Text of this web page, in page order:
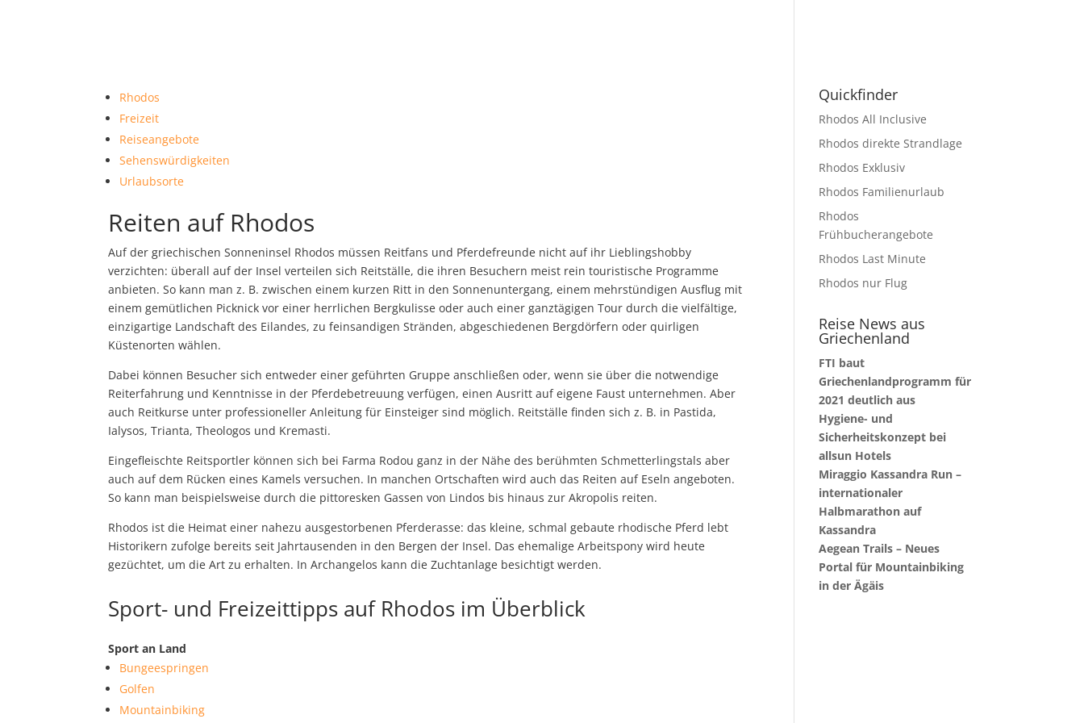
Rhodos
Freizeit
Reiseangebote
Sehenswürdigkeiten
Urlaubsorte
Reiten auf Rhodos
Auf der griechischen Sonneninsel Rhodos müssen Reitfans und Pferdefreunde nicht auf ihr Lieblingshobby
verzichten: überall auf der Insel verteilen sich Reitställe, die ihren Besuchern meist rein touristische Programme
anbieten. So kann man z. B. zwischen einem kurzen Ritt in den Sonnenuntergang, einem mehrstündigen Ausflug mit
einem gemütlichen Picknick vor einer herrlichen Bergkulisse oder auch einer ganztägigen Tour durch die vielfältige,
einzigartige Landschaft des Eilandes, zu feinsandigen Stränden, abgeschiedenen Bergdörfern oder quirligen
Küstenorten wählen.
Dabei können Besucher sich entweder einer geführten Gruppe anschließen oder, wenn sie über die notwendige
Reiterfahrung und Kenntnisse in der Pferdebetreuung verfügen, einen Ausritt auf eigene Faust unternehmen. Aber
auch Reitkurse unter professioneller Anleitung für Einsteiger sind möglich. Reitställe finden sich z. B. in Pastida,
Ialysos, Trianta, Theologos und Kremasti.
Eingefleischte Reitsportler können sich bei Farma Rodou ganz in der Nähe des berühmten Schmetterlingstals aber
auch auf dem Rücken eines Kamels versuchen. In manchen Ortschaften wird auch das Reiten auf Eseln angeboten.
So kann man beispielsweise durch die pittoresken Gassen von Lindos bis hinaus zur Akropolis reiten.
Rhodos ist die Heimat einer nahezu ausgestorbenen Pferderasse: das kleine, schmal gebaute rhodische Pferd lebt
Historikern zufolge bereits seit Jahrtausenden in den Bergen der Insel. Das ehemalige Arbeitspony wird heute
gezüchtet, um die Art zu erhalten. In Archangelos kann die Zuchtanlage besichtigt werden.
Sport- und Freizeittipps auf Rhodos im Überblick
Sport an Land
Bungeespringen
Golfen
Mountainbiking
Quickfinder
Rhodos All Inclusive
Rhodos direkte Strandlage
Rhodos Exklusiv
Rhodos Familienurlaub
Rhodos
Frühbucherangebote
Rhodos Last Minute
Rhodos nur Flug
Reise News aus
Griechenland
FTI baut
Griechenlandprogramm für
2021 deutlich aus
Hygiene- und
Sicherheitskonzept bei
allsun Hotels
Miraggio Kassandra Run –
internationaler
Halbmarathon auf
Kassandra
Aegean Trails – Neues
Portal für Mountainbiking
in der Ägäis